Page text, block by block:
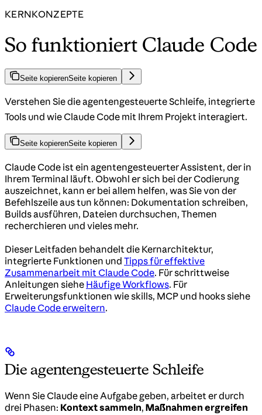
KERNKONZEPTE
So funktioniert Claude Code
Seite kopierenSeite kopieren
Verstehen Sie die agentengesteuerte Schleife, integrierte
Tools und wie Claude Code mit Ihrem Projekt interagiert.
Seite kopierenSeite kopieren
Claude Code ist ein agentengesteuerter Assistent, der in
Ihrem Terminal läuft. Obwohl er sich bei der Codierung
auszeichnet, kann er bei allem helfen, was Sie von der
Befehlszeile aus tun können: Dokumentation schreiben,
Builds ausführen, Dateien durchsuchen, Themen
recherchieren und vieles mehr.
Dieser Leitfaden behandelt die Kernarchitektur,
integrierte Funktionen und Tipps für effektive
Zusammenarbeit mit Claude Code. Für schrittweise
Anleitungen siehe Häufige Workflows. Für
Erweiterungsfunktionen wie skills, MCP und hooks siehe
Claude Code erweitern.
Die agentengesteuerte Schleife
Wenn Sie Claude eine Aufgabe geben, arbeitet er durch
drei Phasen: Kontext sammeln, Maßnahmen ergreifen